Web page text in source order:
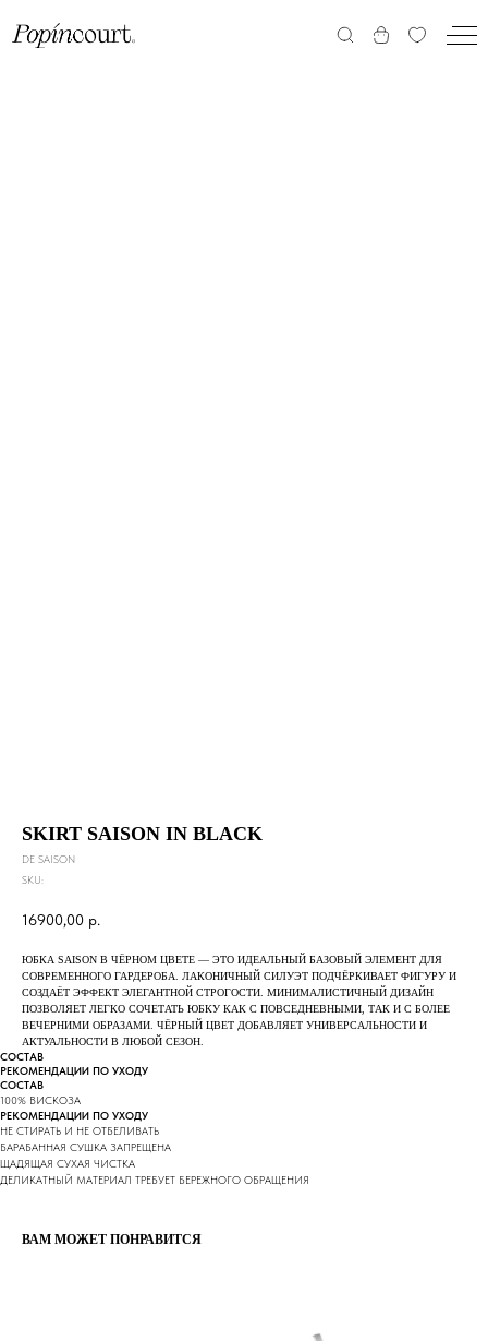
SKIRT SAISON IN BLACK
DE SAISON
SKU:
16900,00 р.
ЮБКА SAISON В ЧЁРНОМ ЦВЕТЕ — ЭТО ИДЕАЛЬНЫЙ БАЗОВЫЙ ЭЛЕМЕНТ ДЛЯ
СОВРЕМЕННОГО ГАРДЕРОБА. ЛАКОНИЧНЫЙ СИЛУЭТ ПОДЧЁРКИВАЕТ ФИГУРУ И
СОЗДАЁТ ЭФФЕКТ ЭЛЕГАНТНОЙ СТРОГОСТИ. МИНИМАЛИСТИЧНЫЙ ДИЗАЙН
ПОЗВОЛЯЕТ ЛЕГКО СОЧЕТАТЬ ЮБКУ КАК С ПОВСЕДНЕВНЫМИ, ТАК И С БОЛЕЕ
ВЕЧЕРНИМИ ОБРАЗАМИ. ЧЁРНЫЙ ЦВЕТ ДОБАВЛЯЕТ УНИВЕРСАЛЬНОСТИ И
АКТУАЛЬНОСТИ В ЛЮБОЙ СЕЗОН.
СОСТАВ
РЕКОМЕНДАЦИИ ПО УХОДУ
СОСТАВ
100% ВИСКОЗА
РЕКОМЕНДАЦИИ ПО УХОДУ
НЕ СТИРАТЬ И НЕ ОТБЕЛИВАТЬ
БАРАБАННАЯ СУШКА ЗАПРЕЩЕНА
ЩАДЯЩАЯ СУХАЯ ЧИСТКА
ДЕЛИКАТНЫЙ МАТЕРИАЛ ТРЕБУЕТ БЕРЕЖНОГО ОБРАЩЕНИЯ
ВАМ МОЖЕТ ПОНРАВИТСЯ